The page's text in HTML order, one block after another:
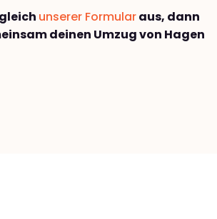
unserer Formularaus, dann
deinen Umzug von Hagen